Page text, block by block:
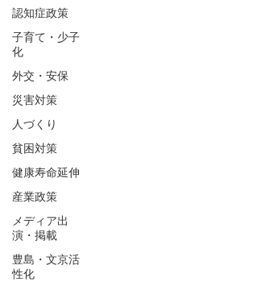
認知症政策
子育て・少子
化
外交・安保
災害対策
人づくり
貧困対策
健康寿命延伸
産業政策
メディア出
演・掲載
豊島・文京活
性化